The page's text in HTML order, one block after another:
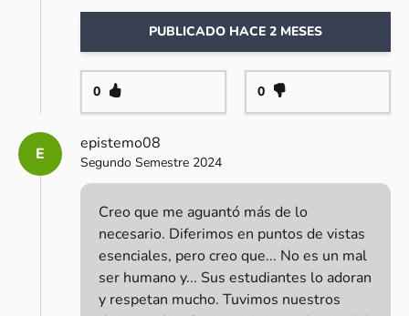
PUBLICADO HACE 2 MESES
0 0
E
epistemo08
Segundo Semestre 2024
Creo que me aguantó más de lo
necesario. Diferimos en puntos de vistas
esenciales, pero creo que... No es un mal
ser humano y... Sus estudiantes lo adoran
y respetan mucho. Tuvimos nuestros